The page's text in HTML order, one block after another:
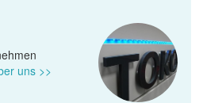
uns >>